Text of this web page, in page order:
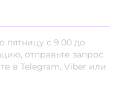
пятницу с 9.00 до
отправьте запрос
в Telegram, Viber или